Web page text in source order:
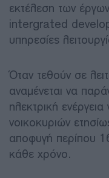
εκτέλεση των
intergrated
υπηρεσίες
Όταν τεθούν σε
αναμένεται να
ηλεκτρική
νοικοκυριών
αποφυγή περίπου
κάθε χρόνο.